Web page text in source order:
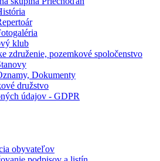
klub
združenie, pozemkové spoločenstvo
Dokumenty
družstvo
údajov - GDPR
obyvateľov